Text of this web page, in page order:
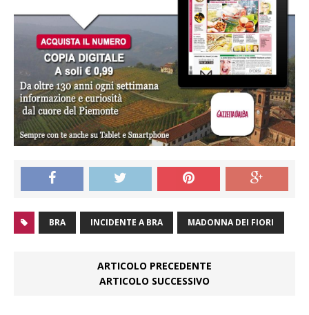
BRA INCIDENTE A BRA MADONNA DEI FIORI
ARTICOLO PRECEDENTE
ARTICOLO SUCCESSIVO